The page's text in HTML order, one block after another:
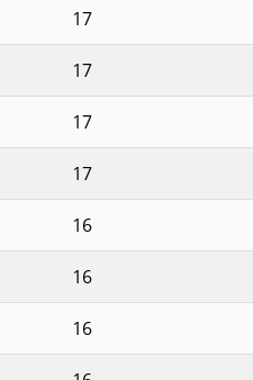
17
17
17
17
16
16
16